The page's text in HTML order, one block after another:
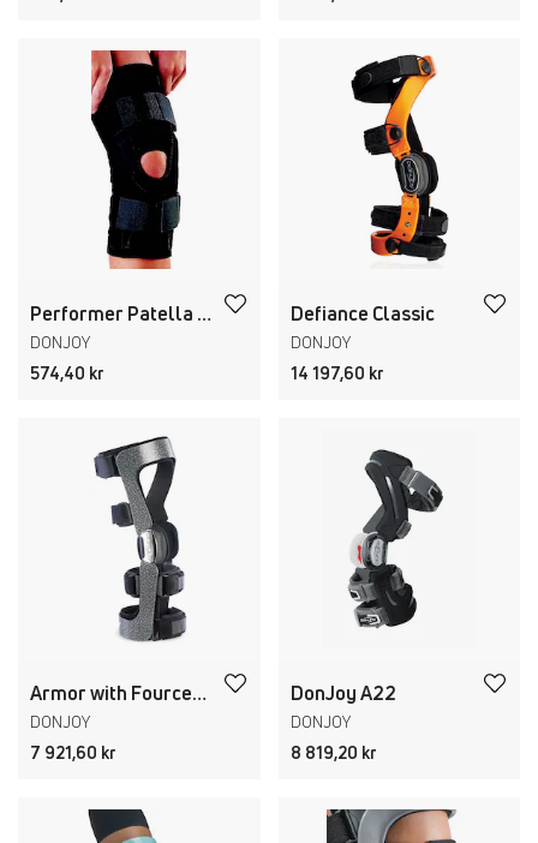
Performer Patella Knee Support
DONJOY
574,40 kr
Defiance Classic
DONJOY
14 197,60 kr
Armor with Fourcepoint
DONJOY
7 921,60 kr
DonJoy A22
DONJOY
8 819,20 kr